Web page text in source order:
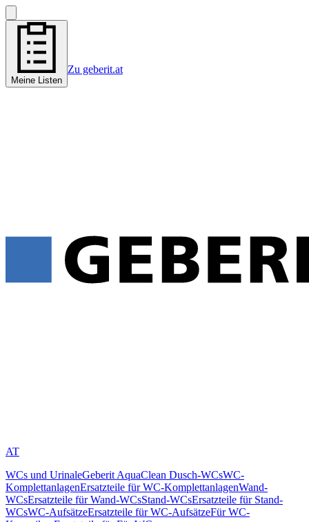
Meine Listen
Zu geberit.at
AT
WCs und UrinaleGeberit AquaClean Dusch-WCsWC-
KomplettanlagenErsatzteile für WC-KomplettanlagenWand-
WCsErsatzteile für Wand-WCsStand-WCsErsatzteile für Stand-
WCsWC-AufsätzeErsatzteile für WC-AufsätzeFür WC-